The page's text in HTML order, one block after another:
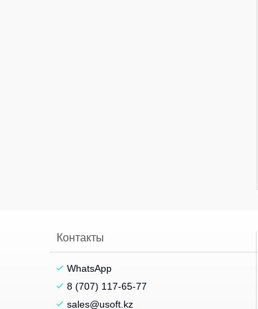
Контакты
WhatsApp
8 (707) 117-65-77
sales@usoft.kz